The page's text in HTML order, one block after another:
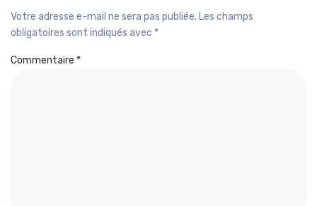
Votre adresse e-mail ne sera pas publiée. Les champs
obligatoires sont indiqués avec *
Commentaire *